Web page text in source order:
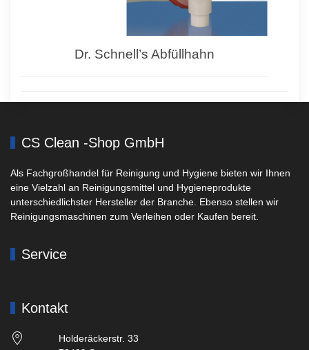
Dr. Schnell’s Abfüllhahn
CS Clean -Shop GmbH
Als Fachgroßhandel für Reinigung und Hygiene bieten wir Ihnen
eine Vielzahl an Reinigungsmittel und Hygieneprodukte
unterschiedlichster Hersteller der Branche. Ebenso stellen wir
Reinigungsmaschinen zum Verleihen oder Kaufen bereit.
Service
Kontakt
Holderäckerstr. 33